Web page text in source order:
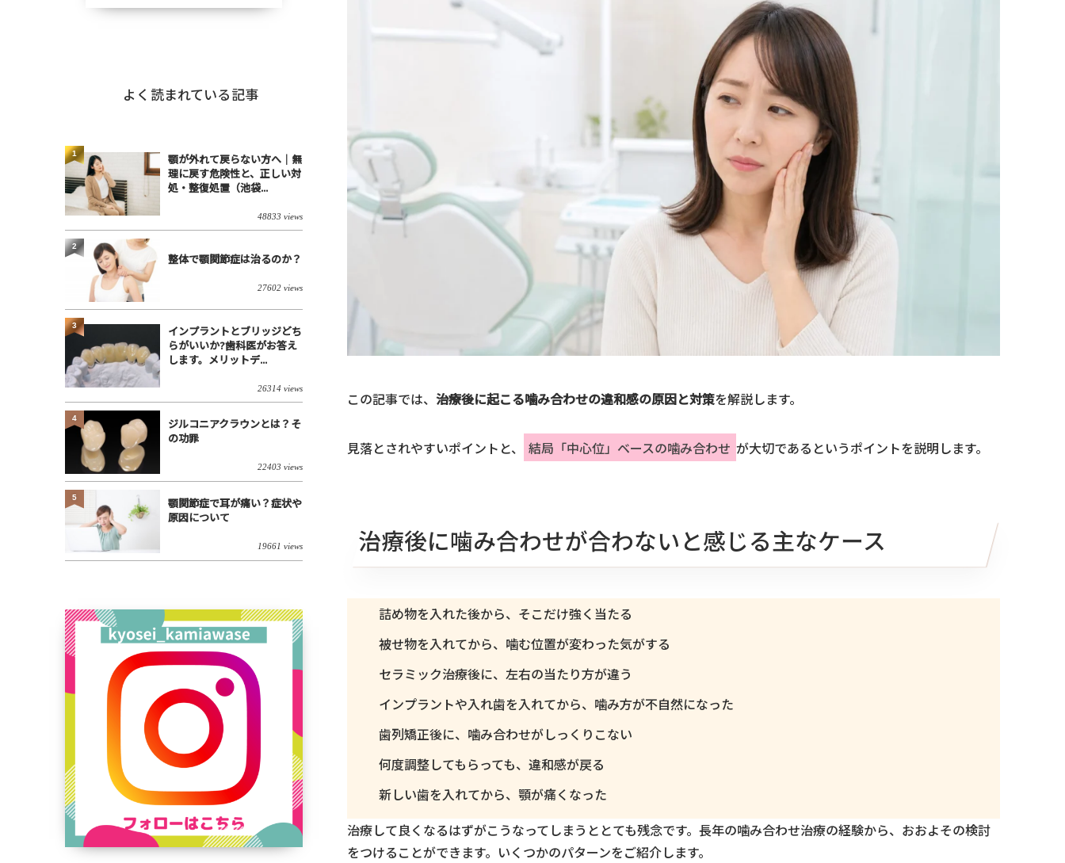
この記事では、 治療後に起こる噛み合わせの違和感の原因と対策を解説します。
見落とされやすいポイントと、 結局「中心位」ベースの噛み合わせ が大切であるというポイントを説明します。
治療後に噛み合わせが合わないと感じる主なケース
詰め物を入れた後から、そこだけ強く当たる
被せ物を入れてから、噛む位置が変わった気がする
セラミック治療後に、左右の当たり方が違う
インプラントや入れ歯を入れてから、噛み方が不自然になった
歯列矯正後に、噛み合わせがしっくりこない
何度調整してもらっても、違和感が戻る
新しい歯を入れてから、顎が痛くなった
治療して良くなるはずがこうなってしまうととても残念です。長年の噛み合わせ治療の経験から、おおよその検討
をつけることができます。いくつかのパターンをご紹介します。
よく読まれている記事
顎が外れて戻らない方へ｜無
理に戻す危険性と、正しい対
処・整復処置（池袋...
48833 views
1
整体で顎関節症は治るのか？
27602 views
2
インプラントとブリッジどち
らがいいか?歯科医がお答え
します。メリットデ...
26314 views
3
ジルコニアクラウンとは？そ
の功罪
22403 views
4
顎関節症で耳が痛い？症状や
原因について
19661 views
5